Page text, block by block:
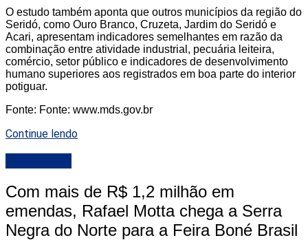
O estudo também aponta que outros municípios da região do
Seridó, como Ouro Branco, Cruzeta, Jardim do Seridó e
Acari, apresentam indicadores semelhantes em razão da
combinação entre atividade industrial, pecuária leiteira,
comércio, setor público e indicadores de desenvolvimento
humano superiores aos registrados em boa parte do interior
potiguar.
Fonte: Fonte: www.mds.gov.br
Continue lendo
Com mais de R$ 1,2 milhão em
emendas, Rafael Motta chega a Serra
Negra do Norte para a Feira Boné Brasil